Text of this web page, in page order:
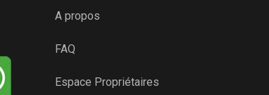
A propos
FAQ
Espace Propriétaires